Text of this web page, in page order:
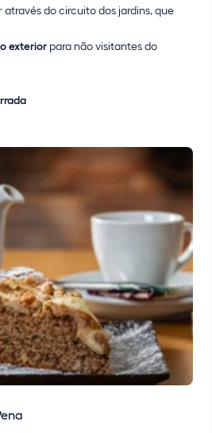
do circuito dos jardins, que
exterior para não visitantes do